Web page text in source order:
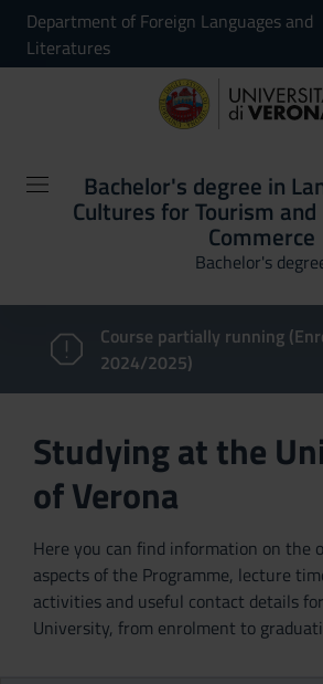
Department of Foreign Languages and
Literatures
Bachelor's degree in
Cultures for Tourism
Commerce
Bachelor's
Course partially running
2024/2025)
Studying at the
of Verona
Here you can find information on the
aspects of the Programme, lecture
activities and useful contact details
University, from enrolment to